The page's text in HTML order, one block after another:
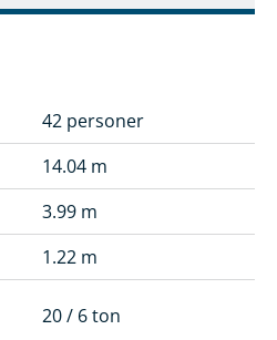
42 personer
14.04 m
3.99 m
1.22 m
20 / 6 ton